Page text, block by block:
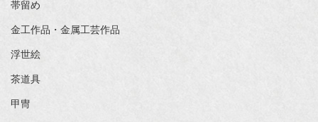
帯留め
金工作品・金属工芸作品
浮世絵
茶道具
甲冑